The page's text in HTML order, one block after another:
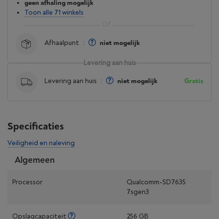
Levering aan huis
Levering aan huis : niet mogelijk Gratis
geen afhaling mogelijk
Toon alle 71 winkels
Afhaalpunt : niet mogelijk
Specificaties
Veiligheid en naleving
Algemeen
Processor
Qualcomm-SD7635
7sgen3
Opslagcapaciteit 256 GB